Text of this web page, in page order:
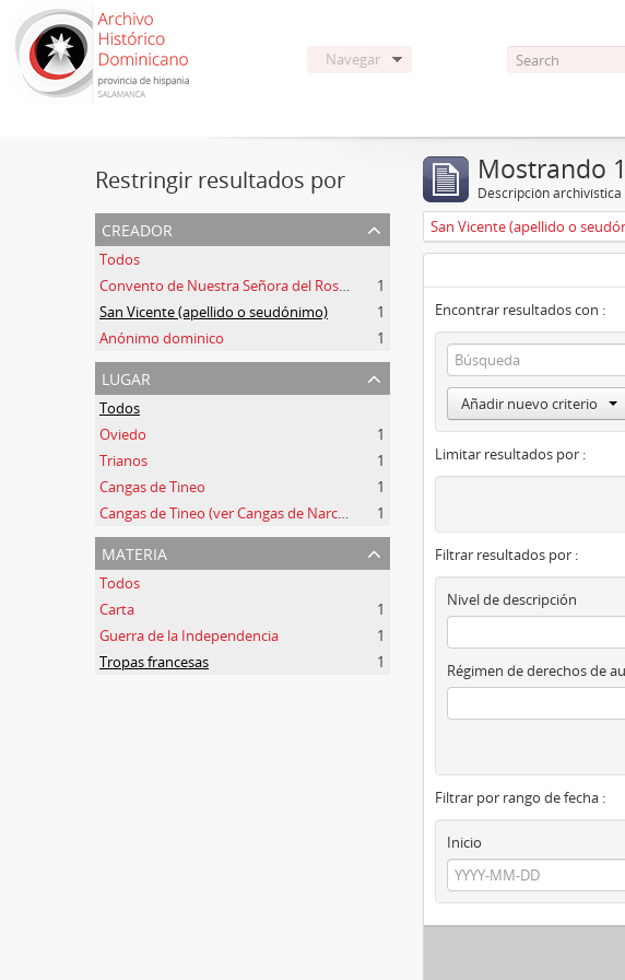
Navegar
Restringir resultados por
creador
Todos
Convento de Nuestra Señora del Rosario de Oviedo
1
San Vicente (apellido o seudónimo)
1
Anónimo dominico
1
lugar
Todos
Oviedo
1
Trianos
1
Cangas de Tineo
1
Cangas de Tineo (ver Cangas de Narcea)
1
materia
Todos
Carta
1
Guerra de la Independencia
1
Tropas francesas
1
Mostrando
Descripción archivística
San Vicente (apellido o
Encontrar resultados con :
Añadir nuevo criterio
Limitar resultados por :
Filtrar resultados por :
Nivel de descripción
Régimen de derechos de
Filtrar por rango de fecha :
Inicio